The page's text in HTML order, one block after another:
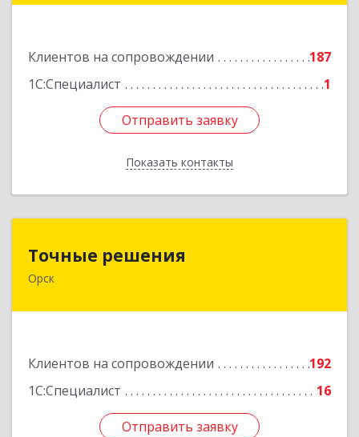
Клиентов на сопровождении
187
1С:Специалист
1
Отправить заявку
Показать контакты
Отправить заявку
Назад
Точные решения
Орск
Клиентов на сопровождении
192
1С:Специалист
16
Отправить заявку
Подробнее
Отправить заявку